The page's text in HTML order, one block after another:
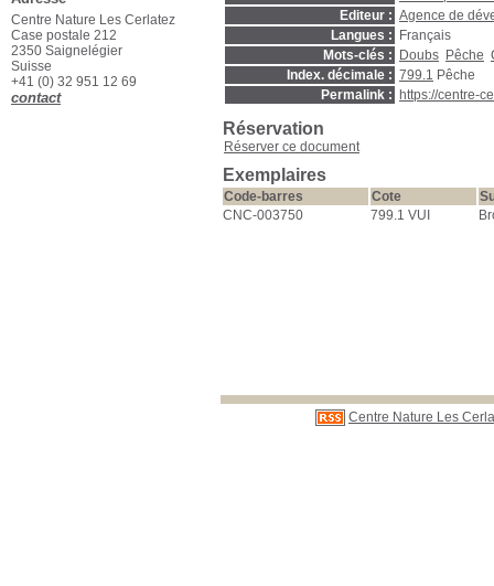
Editeur : Agence de
Langues :
Français
Mots-clés :
Doubs Pêche
Index. décimale : 799.1 Pêche
Permalink :
https://centre-
Réservation
Réserver ce document
Exemplaires
Code-barres Cote
CNC-003750
799.1 VUI
Centre Nature Les
Centre Nature Les Cerlatez
Case postale 212
2350 Saignelégier
Suisse
+41 (0) 32 951 12 69
contact